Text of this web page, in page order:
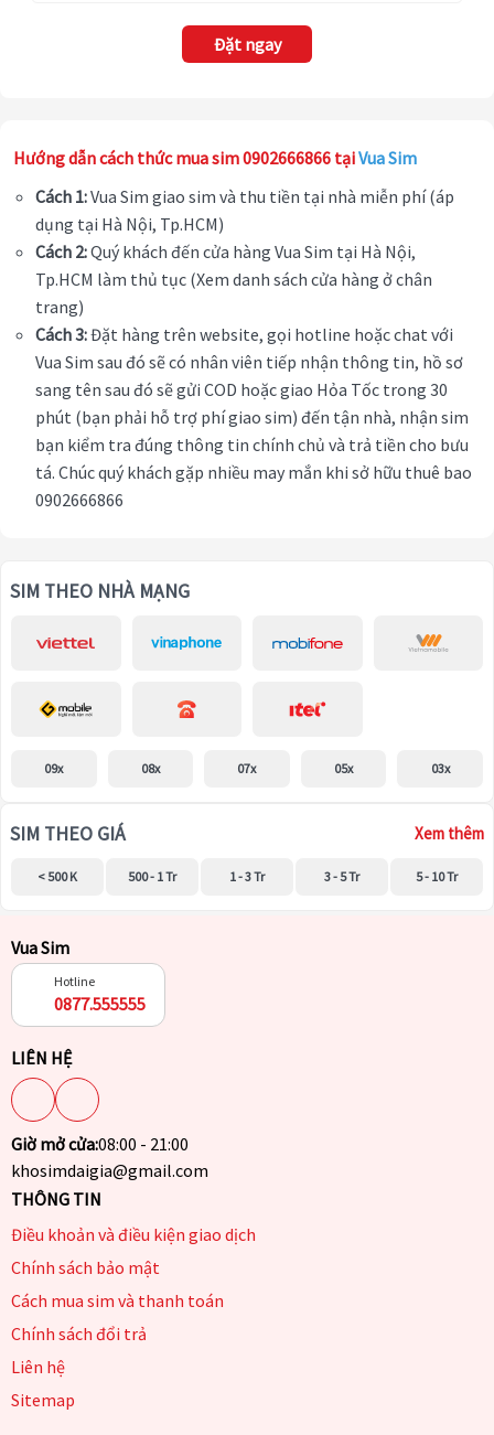
Đặt ngay
Hướng dẫn cách thức mua sim 0902666866 tạiVua Sim
Cách 1:Vua Sim giao sim và thu tiền tại nhà miễn phí (áp
dụng tại Hà Nội, Tp.HCM)
Cách 2:Quý khách đến cửa hàng Vua Sim tại Hà Nội,
Tp.HCM làm thủ tục (Xem danh sách cửa hàng ở chân
trang)
Cách 3:Đặt hàng trên website, gọi hotline hoặc chat với
Vua Sim sau đó sẽ có nhân viên tiếp nhận thông tin, hồ sơ
sang tên sau đó sẽ gửi COD hoặc giao Hỏa Tốc trong 30
phút (bạn phải hỗ trợ phí giao sim) đến tận nhà, nhận sim
bạn kiểm tra đúng thông tin chính chủ và trả tiền cho bưu
tá. Chúc quý khách gặp nhiều may mắn khi sở hữu thuê bao
0902666866
SIM THEO NHÀ MẠNG
09x 08x 07x 05x 03x
SIM THEO GIÁ Xem thêm
< 500 K 500 - 1 Tr 1 - 3 Tr 3 - 5 Tr 5 - 10 Tr
Vua Sim
Hotline
0877.555555
LIÊN HỆ
Giờ mở cửa:08:00 - 21:00
khosimdaigia@gmail.com
THÔNG TIN
Điều khoản và điều kiện giao dịch
Chính sách bảo mật
Cách mua sim và thanh toán
Chính sách đổi trả
Liên hệ
Sitemap